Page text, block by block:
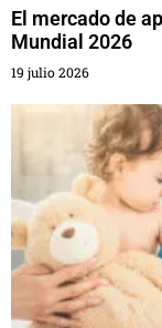
El mercado de
Mundial 2026
19 julio 2026